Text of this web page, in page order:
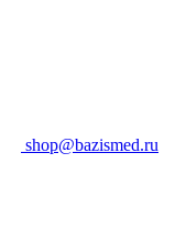
shop@bazismed.ru